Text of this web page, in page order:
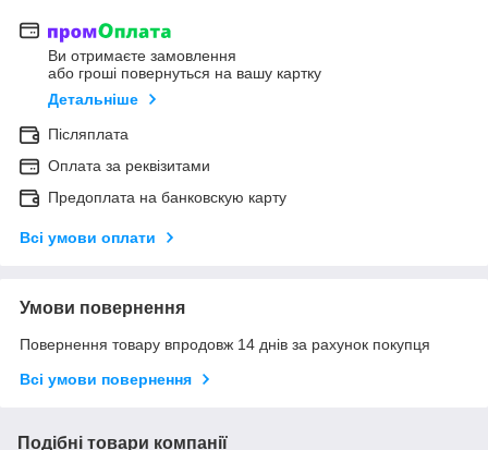
Ви отримаєте замовлення
або гроші повернуться на вашу картку
Детальніше
Післяплата
Оплата за реквізитами
Предоплата на банковскую карту
Всі умови оплати
Умови повернення
Повернення товару впродовж 14 днів за рахунок покупця
Всі умови повернення
Подібні товари компанії